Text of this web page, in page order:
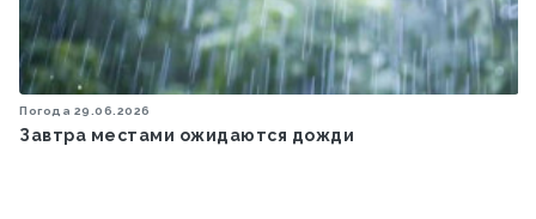
Погода 29.06.2026
Завтра местами ожидаются дожди